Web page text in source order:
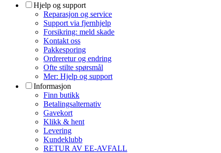
Hjelp og support
Reparasjon og service
Support via fjernhjelp
Forsikring: meld skade
Kontakt oss
Pakkesporing
Ordreretur og endring
Ofte stilte spørsmål
Mer: Hjelp og support
Informasjon
Finn butikk
Betalingsalternativ
Gavekort
Klikk & hent
Levering
Kundeklubb
RETUR AV EE-AVFALL